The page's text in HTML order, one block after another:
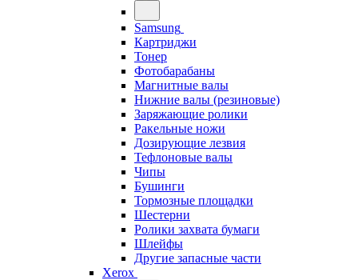
Samsung
Картриджи
Тонер
Фотобарабаны
Магнитные валы
Нижние валы (резиновые)
Заряжающие ролики
Ракельные ножи
Дозирующие лезвия
Тефлоновые валы
Чипы
Бушинги
Тормозные площадки
Шестерни
Ролики захвата бумаги
Шлейфы
Другие запасные части
Xerox